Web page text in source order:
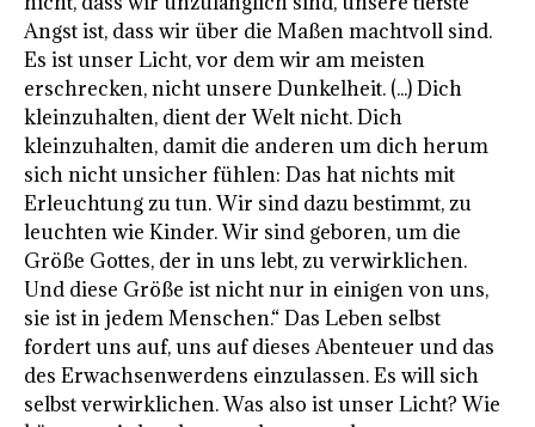
Angst ist, dass wir über die Maßen machtvoll sind.
Es ist unser Licht, vor dem wir am meisten
erschrecken, nicht unsere Dunkelheit. (...) Dich
kleinzuhalten, dient der Welt nicht. Dich
kleinzuhalten, damit die anderen um dich herum
sich nicht unsicher fühlen: Das hat nichts mit
Erleuchtung zu tun. Wir sind dazu bestimmt, zu
leuchten wie Kinder. Wir sind geboren, um die
Größe Gottes, der in uns lebt, zu verwirklichen.
Und diese Größe ist nicht nur in einigen von uns,
sie ist in jedem Menschen.“ Das Leben selbst
fordert uns auf, uns auf dieses Abenteuer und das
des Erwachsenwerdens einzulassen. Es will sich
selbst verwirklichen. Was also ist unser Licht? Wie